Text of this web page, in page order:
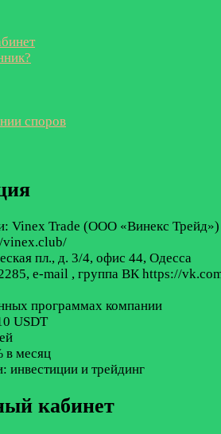
споров
Vinex Trade (ООО «Винекс Трейд»)
vinex.club/
пл., д. 3/4, офис 44, Одесса
e-mail , группа ВК https://
программах компании
USDT
в месяц
инвестиции и трейдинг
кабинет